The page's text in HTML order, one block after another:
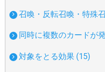
召喚・反転召喚・特殊
同時に複数のカードが
対象をとる効果 (15)